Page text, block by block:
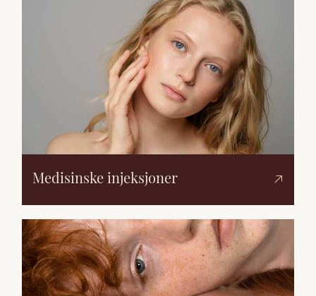
Medisinske injeksjoner